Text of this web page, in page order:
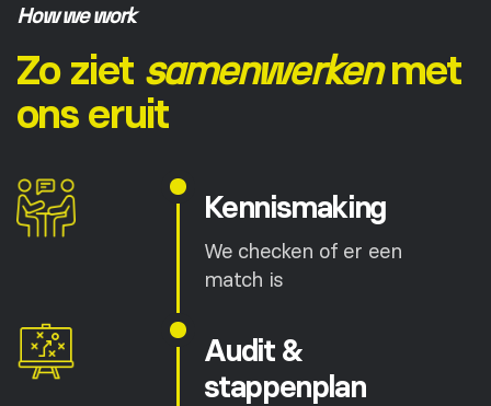
How we work
Zo ziet samenwerkenmet
ons eruit
Kennismaking
We checken of er een
match is
Audit &
stappenplan